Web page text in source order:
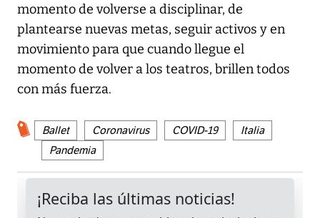
momento de volverse a disciplinar, de
plantearse nuevas metas, seguir activos y en
movimiento para que cuando llegue el
momento de volver a los teatros, brillen todos
con más fuerza.
Ballet Coronavirus COVID-19
Italia
Pandemia